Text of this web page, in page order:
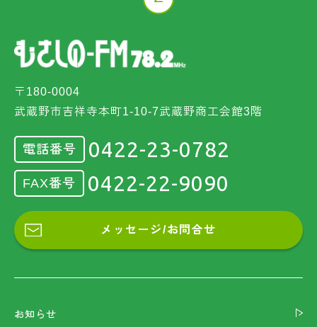
〒180-0004
武蔵野市吉祥寺本町1-10-7武蔵野商工会館3階
電話番号 0422-23-0782
FAX番号 0422-22-9090
メッセージ/お問合せ
お知らせ